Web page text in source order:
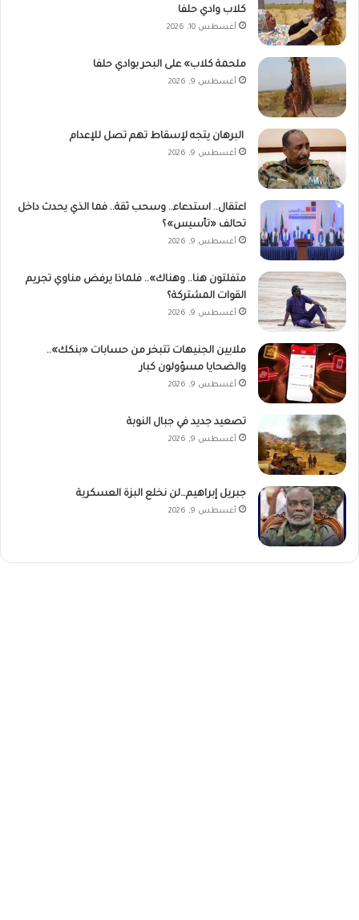
كلاب وادي حلفا
أغسطس 10, 2026
ملحمة كلاب» على البحر بوادي حلفا
أغسطس 9, 2026
البرهان يتجه لإسقاط تهم تصل للإعدام
أغسطس 9, 2026
اعتقال.. استدعاء.. وسحب ثقة.. فما الذي يحدث داخل
تحالف «تأسيس»؟
أغسطس 9, 2026
متفلتون هنا.. وهناك».. فلماذا يرفض مناوي تجريم
القوات المشتركة؟
أغسطس 9, 2026
ملايين الجنيهات تتبخر من حسابات «بنكك»..
والضحايا مسؤولون كبار
أغسطس 9, 2026
تصعيد جديد في جبال النوبة
أغسطس 9, 2026
جبريل إبراهيم…لن نخلع البزة العسكرية
أغسطس 9, 2026